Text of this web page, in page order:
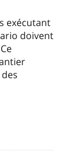
exécutant
doivent